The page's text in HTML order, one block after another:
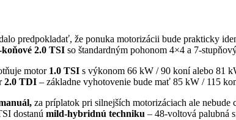
predpokladať, že ponuka motorizácii bude prakticky
2.0 TSI so štandardným pohonom 4×4 a 7-
motor 1.0 TSI s výkonom 66 kW / 90 koní alebo 81
2.0 TDI – základne vyhotovenie bude mať 85 kW / 115
za príplatok pri silnejších motorizáciach ale nebude
dostanú mild-hybridnú techniku – 48-voltová palubná